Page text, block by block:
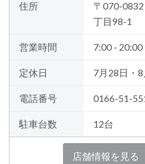
住所
〒070-
丁目98-1
営業時間 7:00 - 20:00
定休日 7月28日・
電話番号 0166-51-
駐車台数 12台
店舗情報を見る